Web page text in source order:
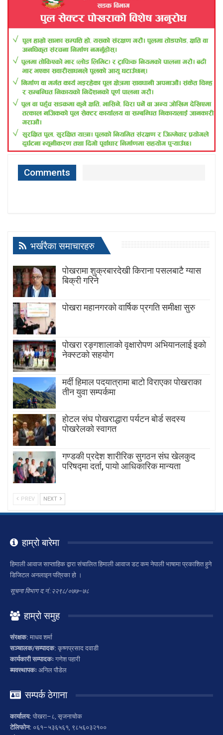
Comments
भर्खरैका समाचारहरु
पोखरामा शुक्रबारदेखी किराना पसलबाटै ग्यास
बिक्री गरिने
पोखरा महानगरको वार्षिक प्रगति समीक्षा सुरु
पोखरा रङ्गशालाको वृक्षारोपण अभियानलाई इको
नेक्स्टको सहयोग
मर्दी हिमाल पदयात्रामा बाटाे विराएका पाेखराका
तीन युवा सम्पर्कमा
होटल संघ पोखराद्धारा पर्यटन बोर्ड सदस्य
पोखरेलको स्वागत
गण्डकी प्रदेश शारीरिक सुगठन संघ खेलकुद
परिषद्मा दर्ता, पायाे आधिकारिक मान्यता
PREV NEXT
हाम्रो बारेमा
हिमाली आवाज साप्ताहिक द्वारा संचालित हिमाली आवाज डट कम नेपाली भाषामा प्रकाशित हुने
डिजिटल अनलाइन पत्रिका हो ।
सूचना विभाग द.नं.:२२९८/०७७–७८
हाम्रो समुह
संरक्षक: माधव शर्मा
सञ्चालक/सम्पादक: कृष्णप्रसाद दवाडी
कार्यकारी सम्पादकः गणेश पहारी
ब्यवस्थापकः अनिल पौडेल
सम्पर्क ठेगाना
कार्यालय: पोखरा–८, सृजनाचोक
टेलिफोन: ०६१–५३६५६१, ९८५६०३२१००